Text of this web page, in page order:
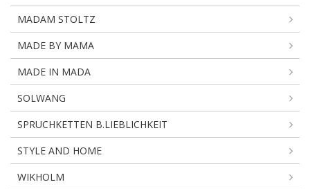
MADAM STOLTZ
MADE BY MAMA
MADE IN MADA
SOLWANG
SPRUCHKETTEN B.LIEBLICHKEIT
STYLE AND HOME
WIKHOLM